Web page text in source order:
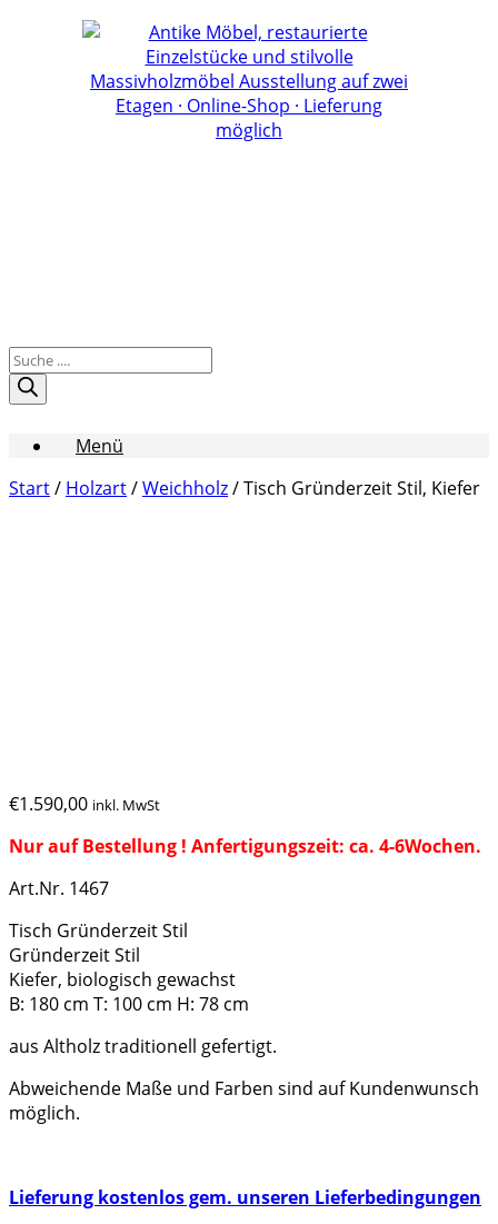
Products
search
Menü
Start/ Holzart/Weichholz/ Tisch Gründerzeit Stil, Kiefer
€1.590,00 inkl. MwSt
Nur auf Bestellung ! Anfertigungszeit: ca. 4-6Wochen.
Art.Nr. 1467
Tisch Gründerzeit Stil
Gründerzeit Stil
Kiefer, biologisch gewachst
B: 180 cm T: 100 cm H: 78 cm
aus Altholz traditionell gefertigt.
Abweichende Maße und Farben sind auf Kundenwunsch
möglich.
Lieferung kostenlos gem. unseren Lieferbedingungen